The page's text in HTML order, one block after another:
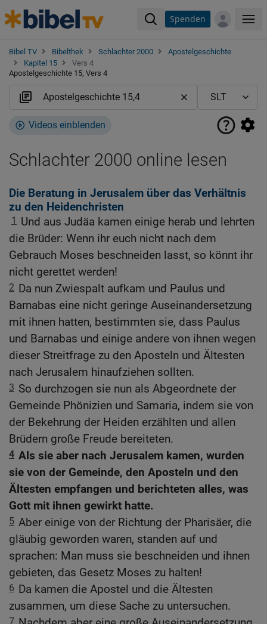
Spenden
Bibel TV Bibelthek Schlachter 2000
Apostelgeschichte
Kapitel 15
Vers 4
Apostelgeschichte 15, Vers 4
Videos einblenden
Schlachter 2000 online lesen
Die Beratung in Jerusalem über das Verhältnis
zu den Heidenchristen
1
Und aus Judäa kamen einige herab und lehrten
die Brüder: Wenn ihr euch nicht nach dem
Gebrauch Moses beschneiden lasst, so könnt ihr
nicht gerettet werden!
2 Da nun Zwiespalt aufkam und Paulus und
Barnabas eine nicht geringe Auseinandersetzung
mit ihnen hatten, bestimmten sie, dass Paulus
und Barnabas und einige andere von ihnen wegen
dieser Streitfrage zu den Aposteln und Ältesten
nach Jerusalem hinaufziehen sollten.
3 So durchzogen sie nun als Abgeordnete der
Gemeinde Phönizien und Samaria, indem sie von
der Bekehrung der Heiden erzählten und allen
Brüdern große Freude bereiteten.
4 Als sie aber nach Jerusalem kamen, wurden
sie von der Gemeinde, den Aposteln und den
Ältesten empfangen und berichteten alles, was
Gott mit ihnen gewirkt hatte.
5 Aber einige von der Richtung der Pharisäer, die
gläubig geworden waren, standen auf und
sprachen: Man muss sie beschneiden und ihnen
gebieten, das Gesetz Moses zu halten!
6 Da kamen die Apostel und die Ältesten
zusammen, um diese Sache zu untersuchen.
7